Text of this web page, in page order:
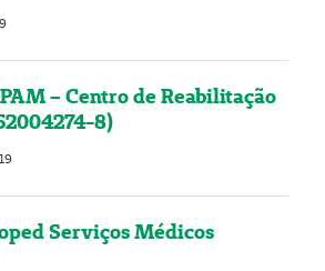
– Centro de Reabilitação
8)
Serviços Médicos